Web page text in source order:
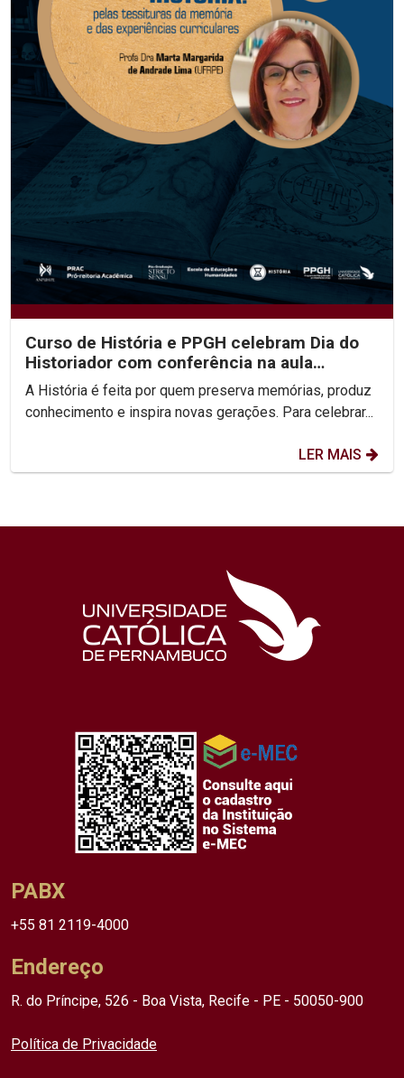
Curso de História e PPGH celebram Dia do
Historiador com conferência na aula
inaugural do semestre
A História é feita por quem preserva memórias, produz
conhecimento e inspira novas gerações. Para celebrar...
LER MAIS
PABX
+55 81 2119-4000
Endereço
R. do Príncipe, 526 - Boa Vista, Recife - PE - 50050-900
Política de Privacidade